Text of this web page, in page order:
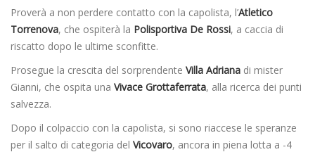
Proverà a non perdere contatto con la capolista, l’Atletico
Torrenova, che ospiterà la Polisportiva De Rossi, a caccia di
riscatto dopo le ultime sconfitte.
Prosegue la crescita del sorprendente Villa Adriana di mister
Gianni, che ospita una Vivace Grottaferrata, alla ricerca dei punti
salvezza.
Dopo il colpaccio con la capolista, si sono riaccese le speranze
per il salto di categoria del Vicovaro, ancora in piena lotta a -4